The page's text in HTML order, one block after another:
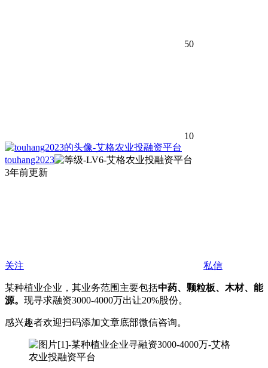
50
10
touhang2023
3年前更新
关注 私信
某种植业企业，其业务范围主要包括中药、颗粒板、木材、能
源。 现寻求融资3000-4000万出让20%股份。
感兴趣者欢迎扫码添加文章底部微信咨询。